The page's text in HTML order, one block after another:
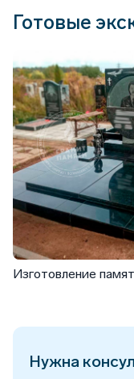
Готовые
Изготовление
Нужна